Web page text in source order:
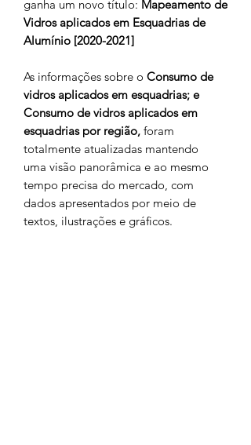
ganha um novo título: Mapeamento de
Vidros aplicados em Esquadrias de
Alumínio [2020-2021]
As informações sobre o Consumo de
vidros aplicados em esquadrias; e
Consumo de vidros aplicados em
esquadrias por região, foram
totalmente atualizadas mantendo
uma visão panorâmica e ao mesmo
tempo precisa do mercado, com
dados apresentados por meio de
textos, ilustrações e gráficos.